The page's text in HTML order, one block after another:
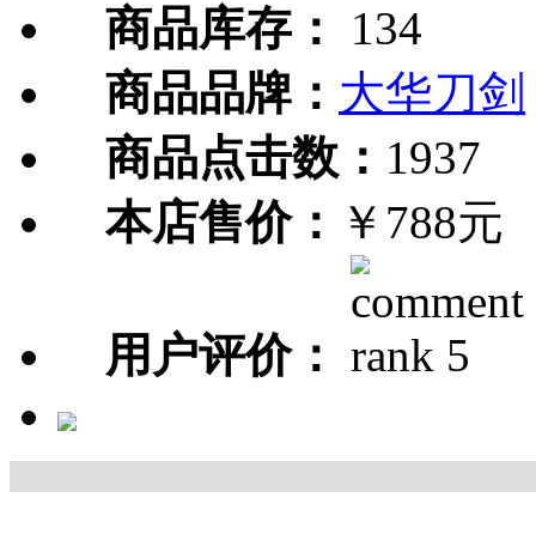
商品库存：
134
商品品牌： 大华刀剑
商品点击数： 1937
本店售价： ￥788元
用户评价：